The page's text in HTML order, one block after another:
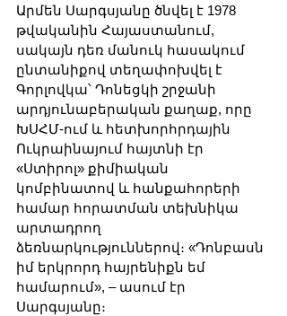
Արմեն Սարգսյանը ծնվել է 1978
թվականին Հայաստանում,
սակայն դեռ մանուկ հասակում
ընտանիքով տեղափոխվել է
Գորլովկա՝ Դոնեցկի շրջանի
արդյունաբերական քաղաք, որը
ԽՍՀՄ-ում և հետխորհրդային
Ուկրաինայում հայտնի էր
«Ստիրոլ» քիմիական
կոմբինատով և հանքահորերի
համար հորատման տեխնիկա
արտադրող
ձեռնարկություններով։ «Դոնբասն
իմ երկրորդ հայրենիքն եմ
համարում», – ասում էր
Սարգսյանը։